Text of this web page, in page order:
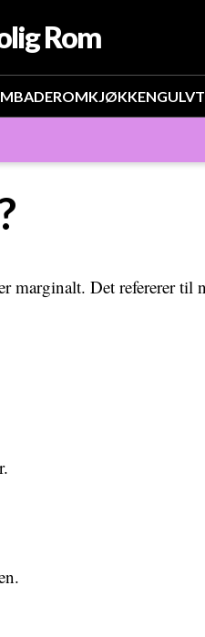
Rom
BADEROMKJØKKENGULV
marginalt. Det refererer til